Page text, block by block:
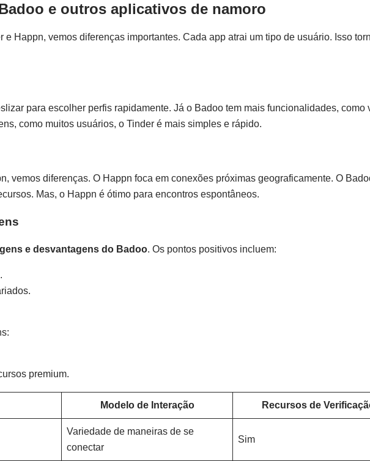
e outros aplicativos de namoro
e Happn, vemos diferenças importantes. Cada app atrai um tipo de usuário. Isso
para escolher perfis rapidamente. Já o Badoo tem mais funcionalidades, como
como muitos usuários, o Tinder é mais simples e rápido.
vemos diferenças. O Happn foca em conexões próximas geograficamente. O
Mas, o Happn é ótimo para encontros espontâneos.
e desvantagens do Badoo. Os pontos positivos incluem:
premium.
Modelo de Interação Recursos de
Variedade de maneiras de se
conectar
Sim